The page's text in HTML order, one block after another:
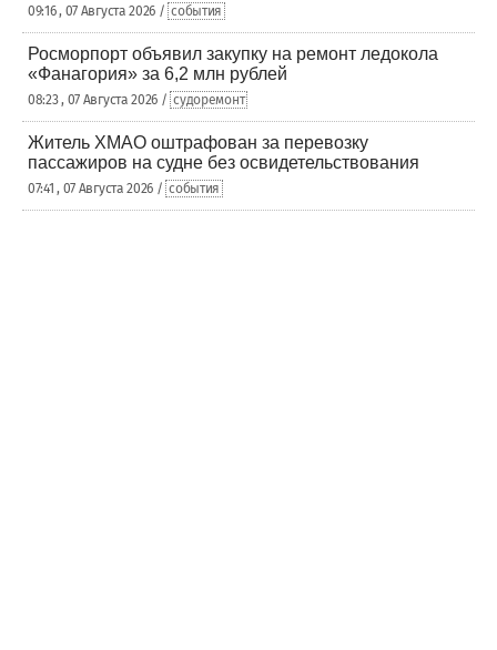
09:16 , 07 Августа 2026 / события
Росморпорт объявил закупку на ремонт ледокола
«Фанагория» за 6,2 млн рублей
08:23 , 07 Августа 2026 / судоремонт
Житель ХМАО оштрафован за перевозку
пассажиров на судне без освидетельствования
07:41 , 07 Августа 2026 / события